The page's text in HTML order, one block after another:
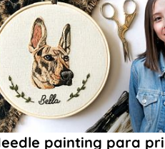
painting para